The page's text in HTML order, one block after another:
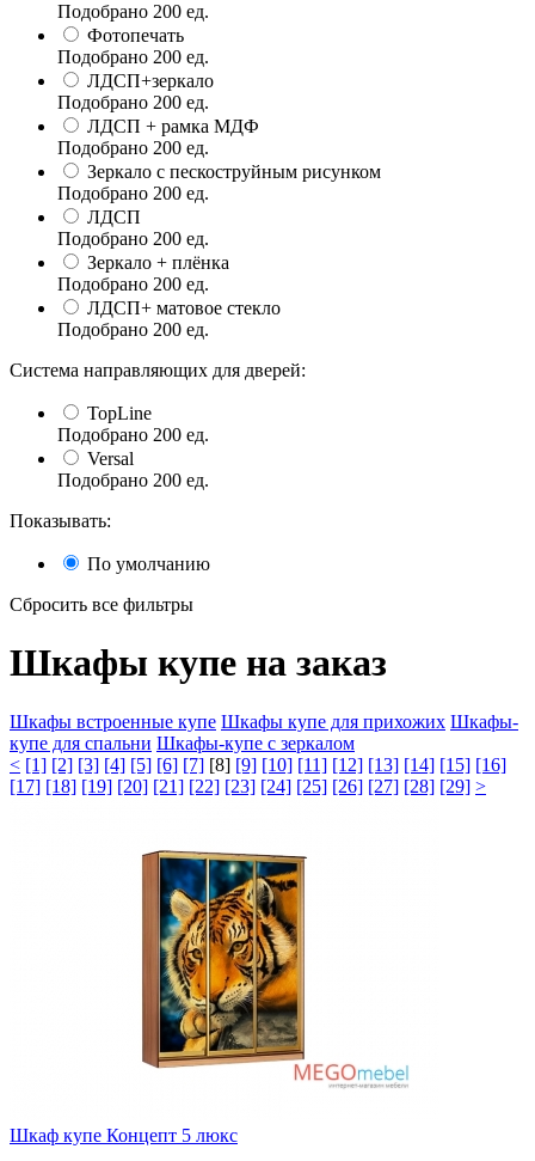
Подобрано 200 ед.
Фотопечать
Подобрано 200 ед.
ЛДСП+зеркало
Подобрано 200 ед.
ЛДСП + рамка МДФ
Подобрано 200 ед.
Зеркало с пескоструйным рисунком
Подобрано 200 ед.
ЛДСП
Подобрано 200 ед.
Зеркало + плёнка
Подобрано 200 ед.
ЛДСП+ матовое стекло
Подобрано 200 ед.
Система направляющих для дверей:
TopLine
Подобрано 200 ед.
Versal
Подобрано 200 ед.
Показывать:
По умолчанию
Сбросить все фильтры
Шкафы купе на заказ
Шкафы встроенные купе Шкафы купе для прихожих Шкафы-
купе для спальни Шкафы-купе с зеркалом
< [1] [2] [3] [4] [5] [6] [7] [8] [9] [10] [11] [12] [13] [14] [15] [16]
[17] [18] [19] [20] [21] [22] [23] [24] [25] [26] [27] [28] [29] >
Шкаф купе Концепт 5 люкс